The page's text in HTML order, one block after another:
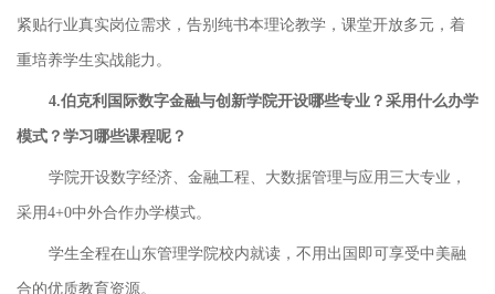
紧贴行业真实岗位需求，告别纯书本理论教学，课堂开放多元，着
重培养学生实战能力。
4.伯克利国际数字金融与创新学院开设哪些专业？采用什么办学
模式？学习哪些课程呢？
学院开设数字经济、金融工程、大数据管理与应用三大专业，
采用4+0中外合作办学模式。
学生全程在山东管理学院校内就读，不用出国即可享受中美融
合的优质教育资源。